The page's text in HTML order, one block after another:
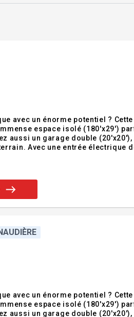
avec un énorme potentiel ?
espace isolé (180'x29')
aussi un garage double
Avec une entrée électrique
avec un énorme potentiel ?
espace isolé (180'x29')
aussi un garage double